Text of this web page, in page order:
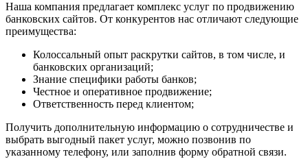
Наша компания предлагает комплекс услуг по продвижению
банковских сайтов. От конкурентов нас отличают следующие
преимущества:
Колоссальный опыт раскрутки сайтов, в том числе, и
банковских организаций;
Знание специфики работы банков;
Честное и оперативное продвижение;
Ответственность перед клиентом;
Получить дополнительную информацию о сотрудничестве и
выбрать выгодный пакет услуг, можно позвонив по
указанному телефону, или заполнив форму обратной связи.